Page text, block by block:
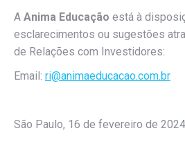
A Anima Educação está à
esclarecimentos ou sugestões
de Relações com Investidores:
Email: ri@animaeducacao.com.br
São Paulo, 16 de fevereiro de